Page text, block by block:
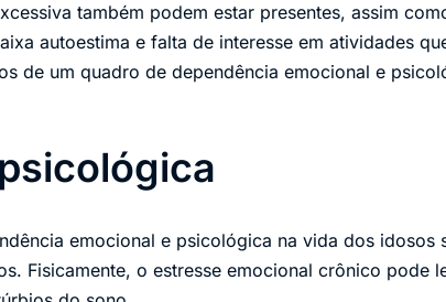
também podem estar presentes, assim
autoestima e falta de interesse em atividades
de um quadro de dependência emocional e
emocional e psicológica na vida dos idosos
Fisicamente, o estresse emocional crônico pode